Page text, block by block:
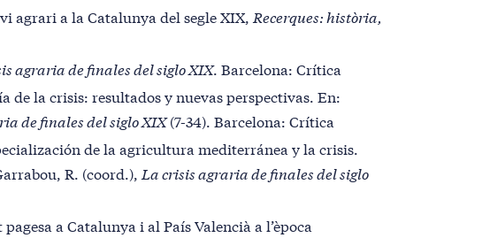
agrari a la Catalunya del segle XIX, Recerques: història,
agraria de finales del siglo XIX. Barcelona: Crítica
de la crisis: resultados y nuevas perspectivas. En:
de finales del siglo XIX(7-34). Barcelona: Crítica
de la agricultura mediterránea y la crisis.
R. (coord.), La crisis agraria de finales del siglo
a Catalunya i al País Valencià a l’època